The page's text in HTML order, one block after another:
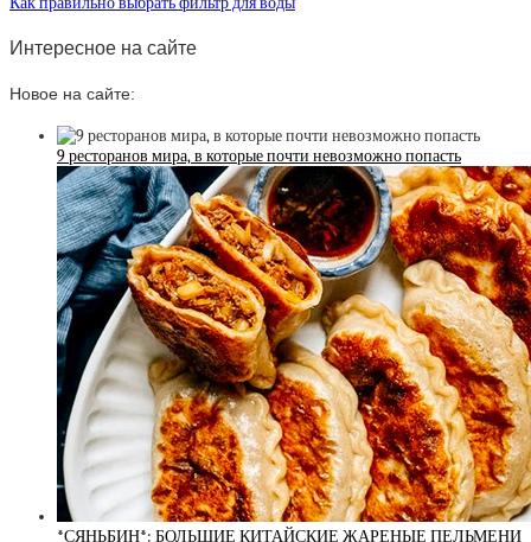
Интересное на сайте
Новое на сайте:
9 ресторанов мира, в которые почти невозможно попасть
*СЯНЬБИН*: БОЛЬШИЕ КИТАЙСКИЕ ЖАРЕНЫЕ ПЕЛЬМЕНИ